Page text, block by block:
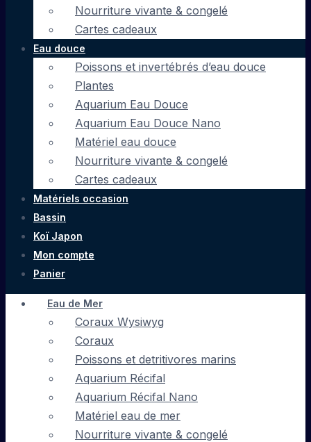
Nourriture vivante & congelé
Cartes cadeaux
Eau douce
Poissons et invertébrés d’eau douce
Plantes
Aquarium Eau Douce
Aquarium Eau Douce Nano
Matériel eau douce
Nourriture vivante & congelé
Cartes cadeaux
Matériels occasion
Bassin
Koï Japon
Mon compte
Panier
Eau de Mer
Coraux Wysiwyg
Coraux
Poissons et detritivores marins
Aquarium Récifal
Aquarium Récifal Nano
Matériel eau de mer
Nourriture vivante & congelé